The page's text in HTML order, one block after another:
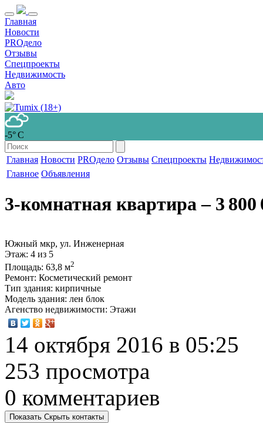
Главная
Новости
PROдело
Отзывы
Спецпроекты
Недвижимость
Авто
-5° С
Главная Новости PROдело Отзывы Спецпроекты
Главное Объявления
3-комнатная квартира‒ 3 800
Южный мкр, ул. Инженерная
Этаж: 4 из 5
Площадь: 63,8 м2
Ремонт: Косметический ремонт
Тип здания: кирпичные
Модель здания: лен блок
Агенство недвижимости: Этажи
14 октября 2016 в 05:25
253 просмотра
0 комментариев
Показать Скрыть контакты